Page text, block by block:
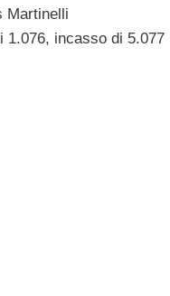
Martinelli
1.076, incasso di 5.077